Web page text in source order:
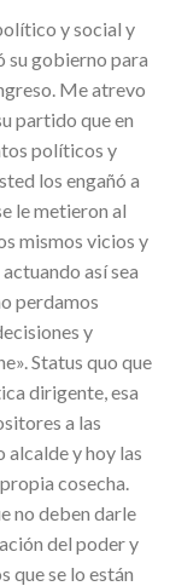
y social y
su gobierno para
Me atrevo
partido que en
políticos y
los engañó a
le metieron al
mismos vicios y
así sea
perdamos
y
Status quo que
dirigente, esa
a las
alcalde y hoy las
cosecha.
no deben darle
del poder y
que se lo están